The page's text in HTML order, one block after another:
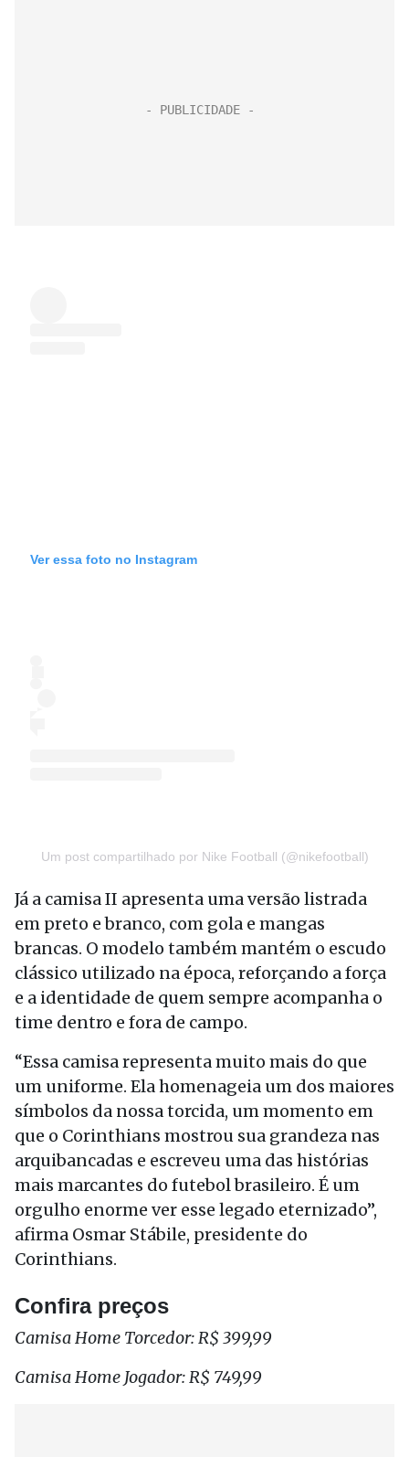
Ver essa foto no Instagram
Um post compartilhado por Nike Football (@nikefootball)
Já a camisa II apresenta uma versão listrada
em preto e branco, com gola e mangas
brancas. O modelo também mantém o escudo
clássico utilizado na época, reforçando a força
e a identidade de quem sempre acompanha o
time dentro e fora de campo.
“Essa camisa representa muito mais do que
um uniforme. Ela homenageia um dos maiores
símbolos da nossa torcida, um momento em
que o Corinthians mostrou sua grandeza nas
arquibancadas e escreveu uma das histórias
mais marcantes do futebol brasileiro. É um
orgulho enorme ver esse legado eternizado”,
afirma Osmar Stábile, presidente do
Corinthians.
Confira preços
Camisa Home Torcedor: R$ 399,99
Camisa Home Jogador: R$ 749,99